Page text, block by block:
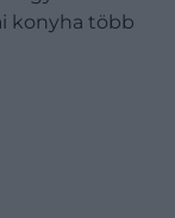
konyha több